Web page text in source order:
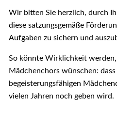
Wir bitten Sie herzlich, durch
diese satzungsgemäße
Aufgaben zu sichern und
So könnte Wirklichkeit
Mädchenchors wünschen:
begeisterungsfähigen
vielen Jahren noch geben wird.